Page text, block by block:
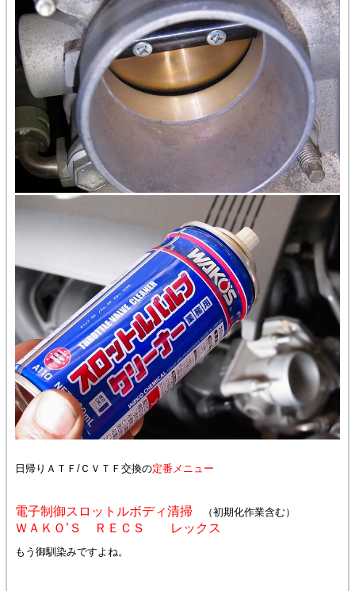
日帰りＡＴＦ/ＣＶＴＦ交換の定番メニュー
電子制御スロットルボディ清掃（初期化作業含む）
ＷＡＫＯ’Ｓ ＲＥＣＳ レックス
もう御馴染みですよね。